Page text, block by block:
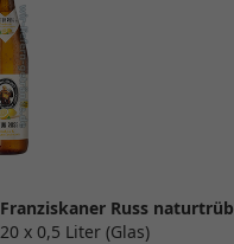
Franziskaner Russ naturtrüb
20 x 0,5 Liter (Glas)